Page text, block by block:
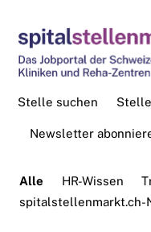
Stelle suchen
Newsletter
Alle HR-Wissen
spitalstellenmarkt.ch-